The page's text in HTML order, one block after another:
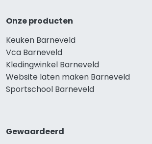
Onze producten
Keuken Barneveld
Vca Barneveld
Kledingwinkel Barneveld
Website laten maken Barneveld
Sportschool Barneveld
Gewaardeerd